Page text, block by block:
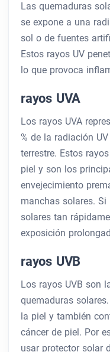
Las quemaduras
se expone a una
sol o de fuentes
Estos rayos UV
lo que provoca
rayos UVA
Los rayos UVA
% de la radiación
terrestre. Estos
piel y son los
envejecimiento
manchas solares.
solares tan
exposición
rayos UVB
Los rayos UVB son
quemaduras
la piel y también
cáncer de piel. Por
usar protector solar